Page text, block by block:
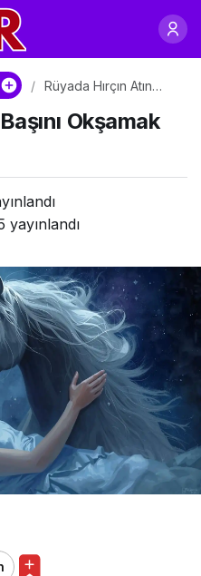
Rüyada Hırçın Atın
Anlama Gelir ?
Okşamak
yayınlandı
0